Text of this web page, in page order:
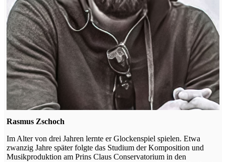
Rasmus Zschoch
Im Alter von drei Jahren lernte er Glockenspiel spielen. Etwa
zwanzig Jahre später folgte das Studium der Komposition und
Musikproduktion am Prins Claus Conservatorium in den